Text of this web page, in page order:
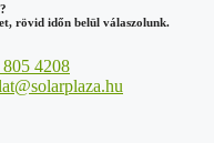
rövid időn belül válaszolunk.
4208